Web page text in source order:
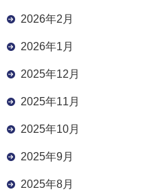
2026年2月
2026年1月
2025年12月
2025年11月
2025年10月
2025年9月
2025年8月